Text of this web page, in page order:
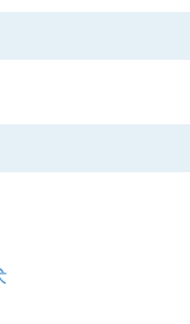
烟道中间的管子受热较
炉膛火焰中心偏斜,对
哪一侧的烟气温度就
流烟道两侧的烟温不
烟道中的烟气流速不
较高而两侧的烟速较
中的受热面管排列不均
廊”时,由于其阻力小,
层厚度较大V辐射传热
(6)对于屏式过热器,由
的屏受热较弱。而对